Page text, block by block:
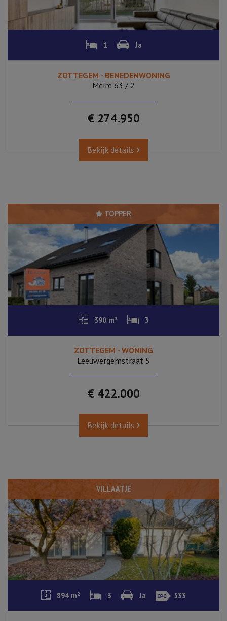
1 Ja
ZOTTEGEM - BENEDENWONING
Meire 63 / 2
€ 274.950
Bekijk details
TOPPER
390 m² 3
ZOTTEGEM - WONING
Leeuwergemstraat 5
€ 422.000
Bekijk details
VILLAATJE
894 m² 3 Ja 533